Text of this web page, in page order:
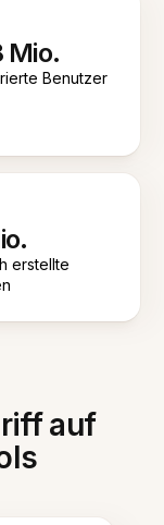
Mio.
Benutzer
erstellte
auf